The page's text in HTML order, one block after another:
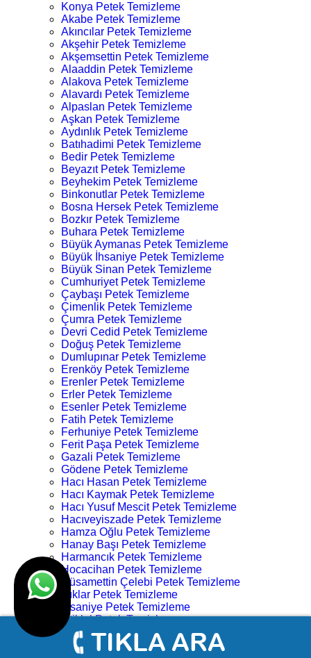
Konya Petek Temizleme
Akabe Petek Temizleme
Akıncılar Petek Temizleme
Akşehir Petek Temizleme
Akşemsettin Petek Temizleme
Alaaddin Petek Temizleme
Alakova Petek Temizleme
Alavardı Petek Temizleme
Alpaslan Petek Temizleme
Aşkan Petek Temizleme
Aydınlık Petek Temizleme
Batıhadimi Petek Temizleme
Bedir Petek Temizleme
Beyazıt Petek Temizleme
Beyhekim Petek Temizleme
Binkonutlar Petek Temizleme
Bosna Hersek Petek Temizleme
Bozkır Petek Temizleme
Buhara Petek Temizleme
Büyük Aymanas Petek Temizleme
Büyük İhsaniye Petek Temizleme
Büyük Sinan Petek Temizleme
Cumhuriyet Petek Temizleme
Çaybaşı Petek Temizleme
Çimenlik Petek Temizleme
Çumra Petek Temizleme
Devri Cedid Petek Temizleme
Doğuş Petek Temizleme
Dumlupınar Petek Temizleme
Erenköy Petek Temizleme
Erenler Petek Temizleme
Erler Petek Temizleme
Esenler Petek Temizleme
Fatih Petek Temizleme
Ferhuniye Petek Temizleme
Ferit Paşa Petek Temizleme
Gazali Petek Temizleme
Gödene Petek Temizleme
Hacı Hasan Petek Temizleme
Hacı Kaymak Petek Temizleme
Hacı Yusuf Mescit Petek Temizleme
Hacıveyiszade Petek Temizleme
Hamza Oğlu Petek Temizleme
Hanay Başı Petek Temizleme
Harmancık Petek Temizleme
Hocacihan Petek Temizleme
Hüsamettin Çelebi Petek Temizleme
Işıklar Petek Temizleme
İhsaniye Petek Temizleme
İstiklal Petek Temizleme
Kampüs Petek Temizleme
Karahüyük Petek Temizleme